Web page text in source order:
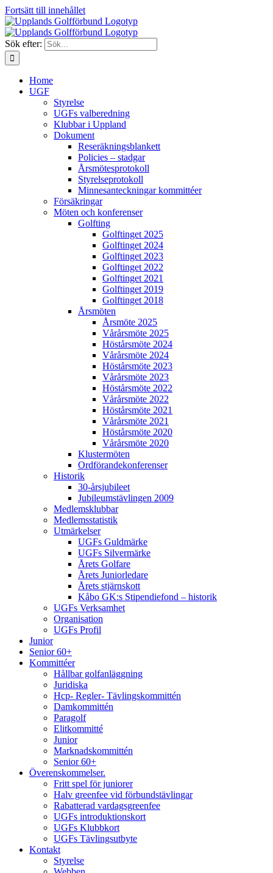
Fortsätt till innehållet
Sök efter:
Home
UGF
Styrelse
UGFs valberedning
Klubbar i Uppland
Dokument
Reseräkningsblankett
Policies – stadgar
Årsmötesprotokoll
Styrelseprotokoll
Minnesanteckningar kommittéer
Försäkringar
Möten och konferenser
Golfting
Golftinget 2025
Golftinget 2024
Golftinget 2023
Golftinget 2022
Golftinget 2021
Golftinget 2019
Golftinget 2018
Årsmöten
Årsmöte 2025
Vårårsmöte 2025
Höstårsmöte 2024
Vårårsmöte 2024
Höstårsmöte 2023
Vårårsmöte 2023
Höstårsmöte 2022
Vårårsmöte 2022
Höstårsmöte 2021
Vårårsmöte 2021
Höstårsmöte 2020
Vårårsmöte 2020
Klustermöten
Ordförandekonferenser
Historik
30-årsjubileet
Jubileumstävlingen 2009
Medlemsklubbar
Medlemsstatistik
Utmärkelser
UGFs Guldmärke
UGFs Silvermärke
Årets Golfare
Årets Juniorledare
Årets stjärnskott
Kåbo GK:s Stipendiefond – historik
UGFs Verksamhet
Organisation
UGFs Profil
Junior
Senior 60+
Kommittéer
Hållbar golfanläggning
Juridiska
Hcp- Regler- Tävlingskommittén
Damkommittén
Paragolf
Elitkommitté
Junior
Marknadskommittén
Senior 60+
Överenskommelser.
Fritt spel för juniorer
Halv greenfee vid förbundstävlingar
Rabatterad vardagsgreenfee
UGFs introduktionskort
UGFs Klubbkort
UGFs Tävlingsutbyte
Kontakt
Styrelse